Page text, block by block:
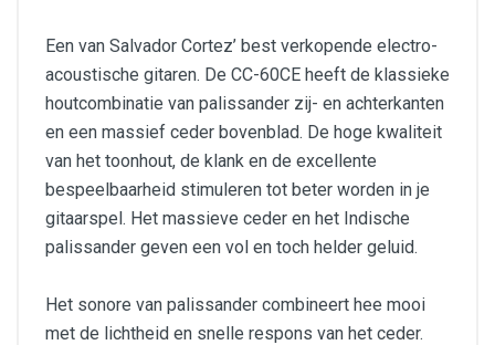
Een van Salvador Cortez’ best verkopende electro-
acoustische gitaren. De CC-60CE heeft de klassieke
houtcombinatie van palissander zij- en achterkanten
en een massief ceder bovenblad. De hoge kwaliteit
van het toonhout, de klank en de excellente
bespeelbaarheid stimuleren tot beter worden in je
gitaarspel. Het massieve ceder en het Indische
palissander geven een vol en toch helder geluid.
Het sonore van palissander combineert hee mooi
met de lichtheid en snelle respons van het ceder.